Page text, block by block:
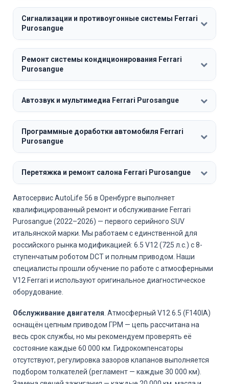
Сигнализации и противоугонные системы Ferrari
Purosangue
Ремонт системы кондиционирования Ferrari
Purosangue
Автозвук и мультимедиа Ferrari Purosangue
Программные доработки автомобиля Ferrari
Purosangue
Перетяжка и ремонт салона Ferrari Purosangue
Автосервис AutoLife 56 в Оренбурге выполняет
квалифицированный ремонт и обслуживание Ferrari
Purosangue (2022–2026) — первого серийного SUV
итальянской марки. Мы работаем с единственной для
российского рынка модификацией: 6.5 V12 (725 л.с.) с 8-
ступенчатым роботом DCT и полным приводом. Наши
специалисты прошли обучение по работе с атмосферными
V12 Ferrari и используют оригинальное диагностическое
оборудование.
Обслуживание двигателя . Атмосферный V12 6.5 (F140IA)
оснащён цепным приводом ГРМ — цепь рассчитана на
весь срок службы, но мы рекомендуем проверять её
состояние каждые 60 000 км. Гидрокомпенсаторы
отсутствуют, регулировка зазоров клапанов выполняется
подбором толкателей (регламент — каждые 30 000 км).